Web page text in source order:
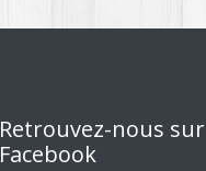
Retrouvez-nous sur
Facebook